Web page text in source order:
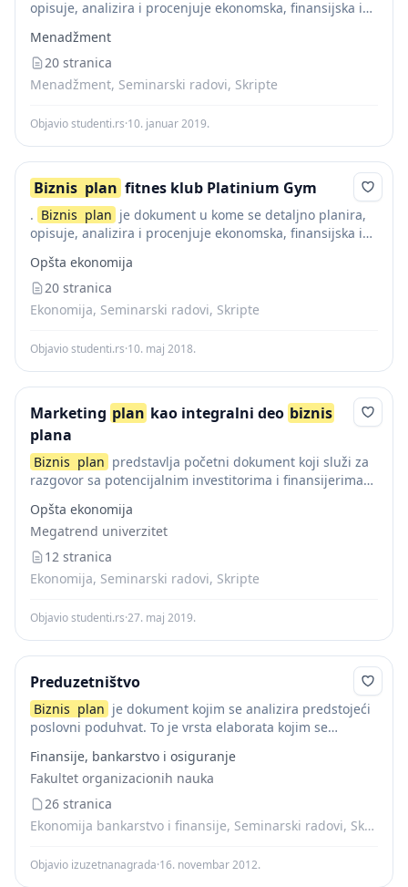
opisuje, analizira i procenjuje ekonomska, finansijska i
poslovnog poduhvata. Kao element realizacije
odgovarajućeg projekta...
Menadžment
20 stranica
Menadžment, Seminarski radovi, Skripte
Objavio studenti.rs·10. januar 2019.
Biznis plan fitnes klub Platinium Gym
. Biznis plan je dokument u kome se detaljno planira,
opisuje, analizira i procenjuje ekonomska, finansijska i
poslovnog poduhvata. Kao element realizacije
odgovarajućeg projekta...
Opšta ekonomija
20 stranica
Ekonomija, Seminarski radovi, Skripte
Objavio studenti.rs·10. maj 2018.
Marketing plan kao integralni deo biznis
plana
Biznis plan predstavlja početni dokument koji služi za
razgovor sa potencijalnim investitorima i finansijerima
poslovnog procesa određenog preduzeća i osnovne
elemente vezane za određeni...
Opšta ekonomija
Megatrend univerzitet
12 stranica
Ekonomija, Seminarski radovi, Skripte
Objavio studenti.rs·27. maj 2019.
Preduzetništvo
Biznis plan je dokument kojim se analizira predstojeći
poslovni poduhvat. To je vrsta elaborata kojim se
realizuje određeni poslovni poduhvat. On se ne odnosi...
Finansije, bankarstvo i osiguranje
Fakultet organizacionih nauka
26 stranica
Ekonomija bankarstvo i finansije, Seminarski radovi, Skripte
Objavio izuzetnanagrada·16. novembar 2012.